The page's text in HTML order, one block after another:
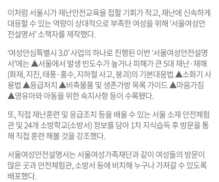
이처럼 서울시가 재난안전교육을 접할 기회가 적고, 재난에 신속하게
대응할 수 있는 역량이 상대적으로 부족한 여성을 위해 ‘서울여성안
전설명서’ 소책자를 제작했다.
‘여성안심특별시 3.0’ 사업의 하나로 진행된 이번 ‘서울여성안전설명
서’에는 ▲서울에서 발생 빈도수가 높거나 피해가 큰 5대 재난·재해
(화재, 지진, 태풍·홍수, 지하철 사고, 붕괴)의 기본대응법 ▲소화기 사
용법 ▲응급처치 ▲비축물품 및 생존가방 목록 가이드 ▲마음가짐
▲영유아와 아동을 위한 숙지사항 등이 수록됐다.
또, 직접 재난훈련 및 응급조치 등을 배울 수 있는 서울 소재 안전체험
관 및 24개 소방학교(소방서) 정보를 담아 1차 지식습득 후 방문을 통
해 직접 훈련 해볼 것을 강조했다.
서울여성안전설명서는 서울여성가족재단과 같이 여성들의 방문이
많은 곳과 안전체험관, 소방서 등에 비치해 누구나 가져갈 수 있도록
배포했다.